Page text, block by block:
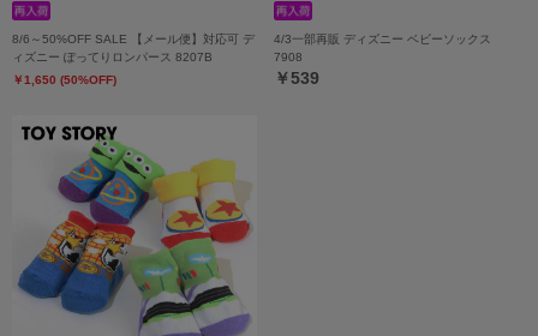
8/6～50%OFF SALE 【メール便】対応可 デ
ィズニー ぽってりロンパース 8207B
￥1,650 (50%OFF)
4/3一部再販 ディズニー ベビーソックス
7908
￥539